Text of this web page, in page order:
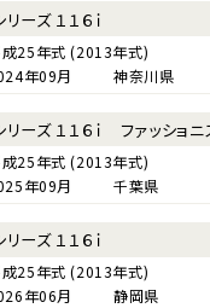
ーズ １１６ｉ
25年式(2013年式)
年09月 神奈川県
ーズ １１６ｉ ファッショニ
25年式(2013年式)
年09月 千葉県
ーズ １１６ｉ
25年式(2013年式)
年06月 静岡県